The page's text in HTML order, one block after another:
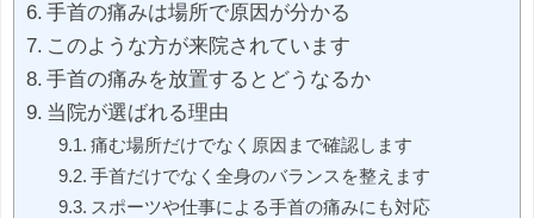
手首の痛みは場所で原因が分かる
このような方が来院されています
手首の痛みを放置するとどうなるか
当院が選ばれる理由
痛む場所だけでなく原因まで確認します
手首だけでなく全身のバランスを整えます
スポーツや仕事による手首の痛みにも対応